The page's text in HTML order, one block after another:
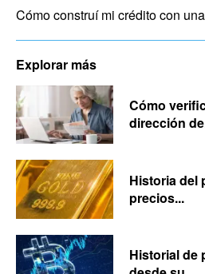
Cómo construí mi crédito con
Explorar más
Cómo
dirección
Historia del
precios...
Historial de